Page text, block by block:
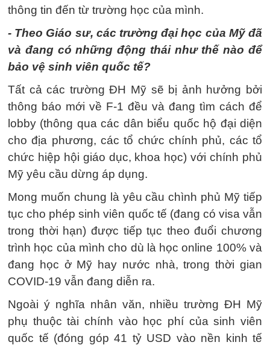
thông tin đến từ trường học của mình.
- Theo Giáo sư, các trường đại học của Mỹ đã
và đang có những động thái như thế nào để
bảo vệ sinh viên quốc tế?
Tất cả các trường ĐH Mỹ sẽ bị ảnh hưởng bởi
thông báo mới về F-1 đều và đang tìm cách để
lobby (thông qua các dân biểu quốc hộ đại diện
cho địa phương, các tổ chức chính phủ, các tổ
chức hiệp hội giáo dục, khoa học) với chính phủ
Mỹ yêu cầu dừng áp dụng.
Mong muốn chung là yêu cầu chình phủ Mỹ tiếp
tục cho phép sinh viên quốc tế (đang có visa vẫn
trong thời hạn) được tiếp tục theo đuổi chương
trình học của mình cho dù là học online 100% và
đang học ở Mỹ hay nước nhà, trong thời gian
COVID-19 vẫn đang diễn ra.
Ngoài ý nghĩa nhân văn, nhiều trường ĐH Mỹ
phụ thuộc tài chính vào học phí của sinh viên
quốc tế (đóng góp 41 tỷ USD vào nền kinh tế